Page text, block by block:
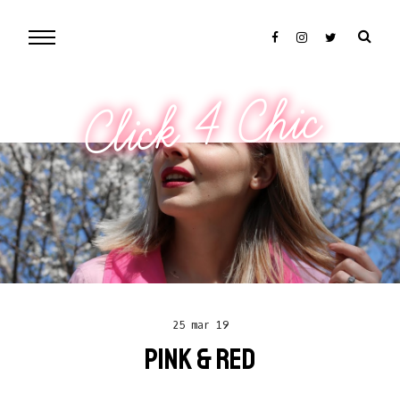
Click 4 Chic
25 mar 19
PINK & RED